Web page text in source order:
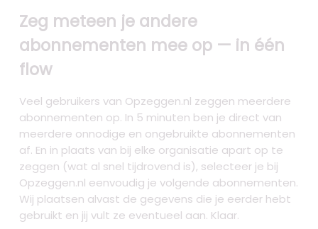
Zeg meteen je andere
abonnementen mee op — in één
flow
Veel gebruikers van Opzeggen.nl zeggen meerdere
abonnementen op. In 5 minuten ben je direct van
meerdere onnodige en ongebruikte abonnementen
af. En in plaats van bij elke organisatie apart op te
zeggen (wat al snel tijdrovend is), selecteer je bij
Opzeggen.nl eenvoudig je volgende abonnementen.
Wij plaatsen alvast de gegevens die je eerder hebt
gebruikt en jij vult ze eventueel aan. Klaar.